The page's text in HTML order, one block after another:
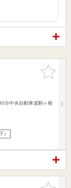
お気に入
りに追加
分中央自動車道駒ヶ根
）
お気に入